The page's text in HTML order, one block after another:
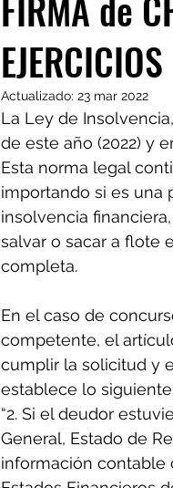
EJERCICIOS
Actualizado: 23 mar 2022
La Ley de
de este año (2022) y
Esta norma legal
importando si es una
insolvencia
salvar o sacar a flote
completa.
En el caso de
competente, el
cumplir la solicitud y
establece lo
“2. Si el deudor
General, Estado de
información contable